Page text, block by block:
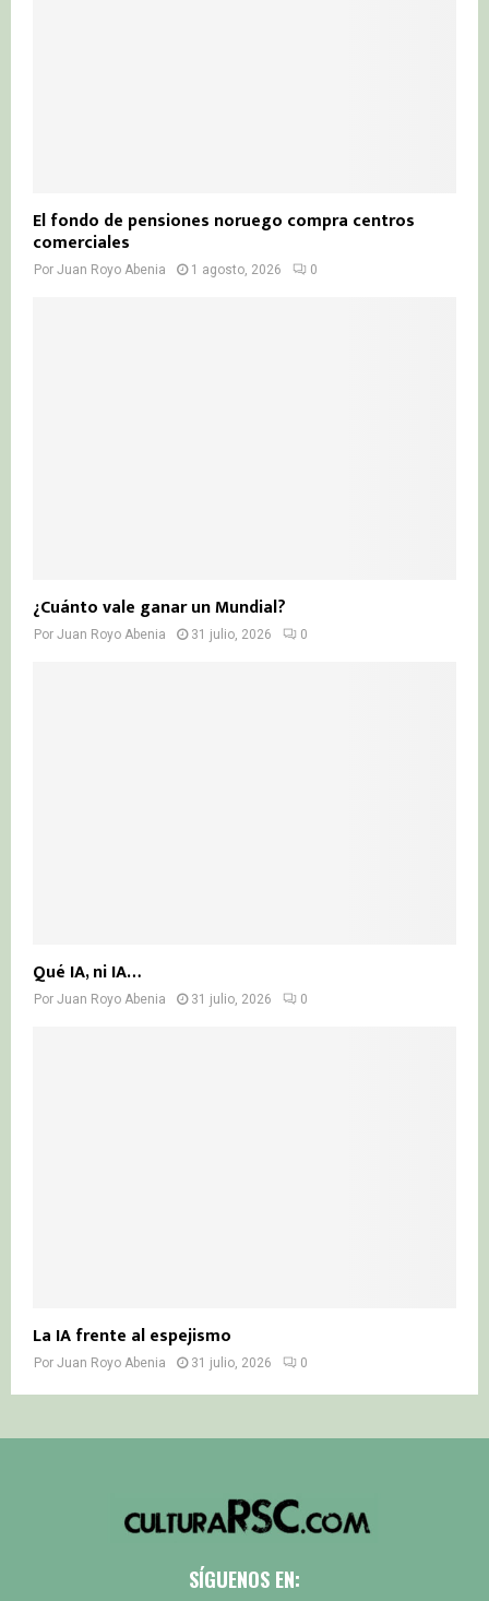
El fondo de pensiones noruego compra centros
comerciales
Por Juan Royo Abenia 1 agosto, 2026 0
¿Cuánto vale ganar un Mundial?
Por Juan Royo Abenia 31 julio, 2026 0
Qué IA, ni IA…
Por Juan Royo Abenia 31 julio, 2026 0
La IA frente al espejismo
Por Juan Royo Abenia 31 julio, 2026 0
SÍGUENOS EN: